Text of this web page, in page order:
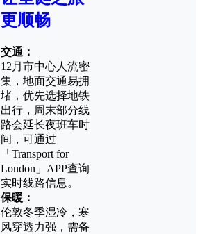
更顺畅
交通：
12月市中心人流密
集，地面交通易拥
堵，优先选择地铁
出行，周末部分线
路会延长夜班车时
间，可通过
「Transport for
London」APP查询
实时线路信息。
保暖：
伦敦冬季湿冷，寒
风穿透力强，需备